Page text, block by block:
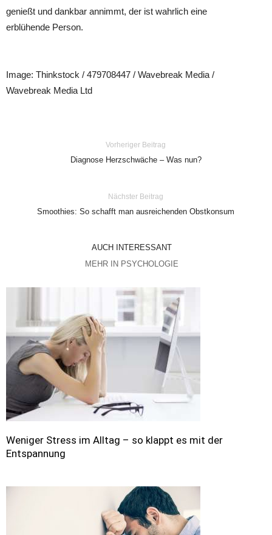
genießt und dankbar annimmt, der ist wahrlich eine
erblühende Person.
Image: Thinkstock / 479708447 / Wavebreak Media /
Wavebreak Media Ltd
Vorheriger Beitrag
Diagnose Herzschwäche – Was nun?
Nächster Beitrag
Smoothies: So schafft man ausreichenden Obstkonsum
AUCH INTERESSANT
MEHR IN PSYCHOLOGIE
Weniger Stress im Alltag – so klappt es mit der
Entspannung